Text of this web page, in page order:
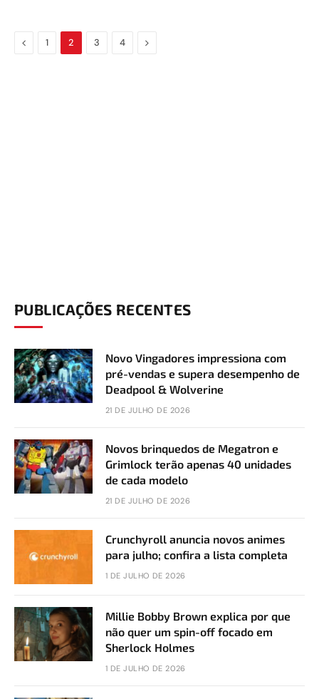
Previous
1 2 3 4 Next
PUBLICAÇÕES RECENTES
Novo Vingadores impressiona com
pré-vendas e supera desempenho de
Deadpool & Wolverine
21 DE JULHO DE 2026
Novos brinquedos de Megatron e
Grimlock terão apenas 40 unidades
de cada modelo
21 DE JULHO DE 2026
Crunchyroll anuncia novos animes
para julho; confira a lista completa
1 DE JULHO DE 2026
Millie Bobby Brown explica por que
não quer um spin-off focado em
Sherlock Holmes
1 DE JULHO DE 2026